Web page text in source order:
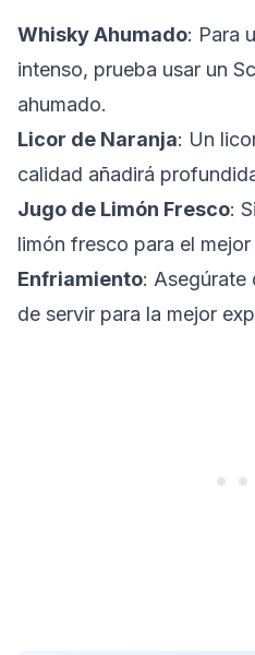
Whisky Ahumado: Para
intenso, prueba usar un
ahumado.
Licor de Naranja: Un
calidad añadirá
Jugo de Limón Fresco:
limón fresco para el mejor
Enfriamiento: Asegúrate
de servir para la mejor